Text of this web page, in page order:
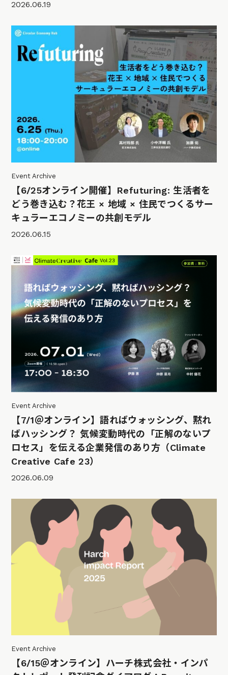
2026.06.19
Event Archive
【6/25オンライン開催】Refuturing: 生活者を
どう巻き込む？花王 × 地域 × 住民でつくるサー
キュラーエコノミーの共創モデル
2026.06.15
Event Archive
【7/1＠オンライン】語ればウォッシング、黙れ
ばハッシング？ 気候変動時代の「正解のないプ
ロセス」を伝える企業発信のあり方（Climate
Creative Cafe 23）
2026.06.09
Event Archive
【6/15＠オンライン】ハーチ株式会社・インパ